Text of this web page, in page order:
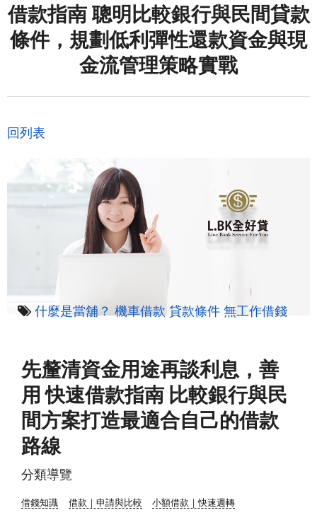
借款指南 聰明比較銀行與民間貸款
條件，規劃低利彈性還款資金與現
金流管理策略實戰
回列表
什麼是當舖？ 機車借款 貸款條件 無工作借錢
先釐清資金用途再談利息，善
用 快速借款指南 比較銀行與民
間方案打造最適合自己的借款
路線
分類導覽
借錢知識 借款｜申請與比較 小額借款｜快速週轉